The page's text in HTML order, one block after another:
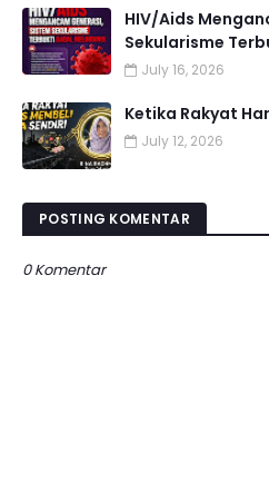
HIV/Aids
Sekularisme
July 16, 2026
Ketika Rakyat
July 12, 2026
POSTING KOMENTAR
0 Komentar